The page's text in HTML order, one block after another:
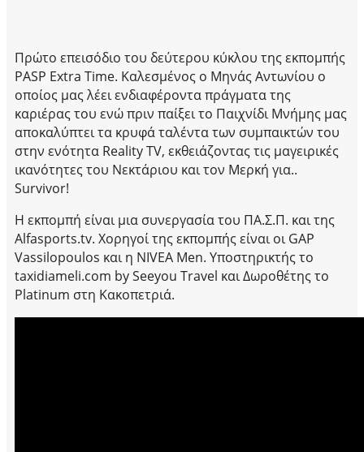
Πρώτο επεισόδιο του δεύτερου κύκλου της εκπομπής
PASP Extra Time. Καλεσμένος ο Μηνάς Αντωνίου ο
οποίος μας λέει ενδιαφέροντα πράγματα της
καριέρας του ενώ πριν παίξει το Παιχνίδι Μνήμης μας
αποκαλύπτει τα κρυφά ταλέντα των συμπαικτών του
στην ενότητα Reality TV, εκθειάζοντας τις μαγειρικές
ικανότητες του Νεκτάριου και τον Μερκή για..
Survivor!
Η εκπομπή είναι μια συνεργασία του ΠΑ.Σ.Π. και της
Alfasports.tv. Χορηγοί της εκπομπής είναι οι GAP
Vassilopoulos και η NIVEA Men. Υποστηρικτής το
taxidiameli.com by Seeyou Travel και Δωροθέτης το
Platinum στη Κακοπετριά.